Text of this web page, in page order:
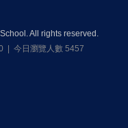
All rights reserved.
| 今日瀏覽人數 5457